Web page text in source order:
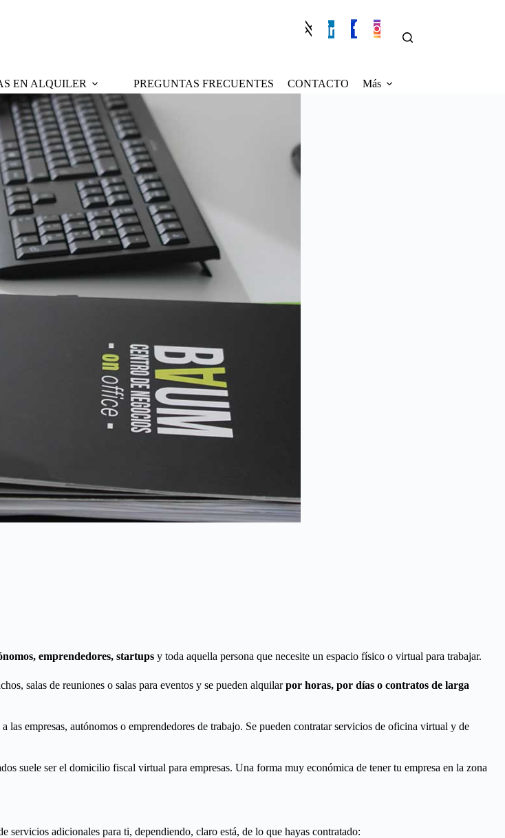
EN ALQUILER PREGUNTAS FRECUENTES CONTACTO Más
emprendedores, startups y toda aquella persona que necesite un espacio físico o virtual para trabajar.
, salas de reuniones o salas para eventos y se pueden alquilarpor horas, por días o contratos de larga
las empresas, autónomos o emprendedores de trabajo. Se pueden contratar servicios de oficina virtual y de
suele serel domicilio fiscal virtual para empresas. Una forma muy económica de tener tu empresa en la zona
servicios adicionales para ti, dependiendo, claro está, de lo que hayas contratado: